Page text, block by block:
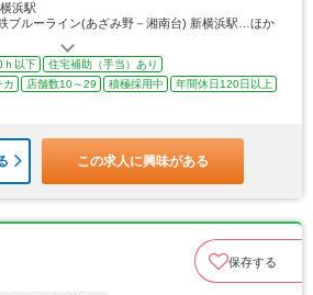
浜駅
ブルーライン(あざみ野－湘南台) 新横浜駅…ほか
ｈ以下
住宅補助（手当）あり
カ 店舗数10～29 積極採用中
年間休日120日以上
この求人に興味がある
保存する